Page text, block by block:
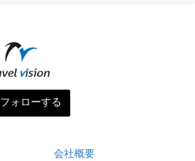
フォローする
会社概要